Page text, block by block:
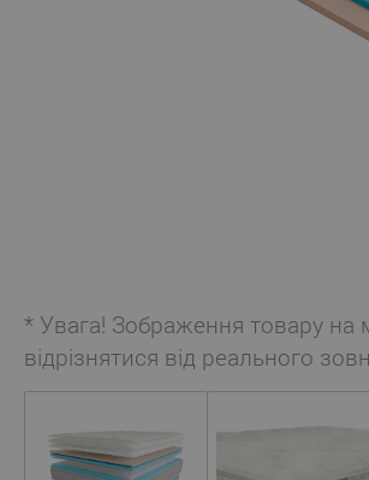
* Увага! Зображення товару на
відрізнятися від реального